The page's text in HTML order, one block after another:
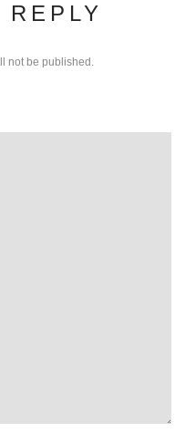
REPLY
not be published.